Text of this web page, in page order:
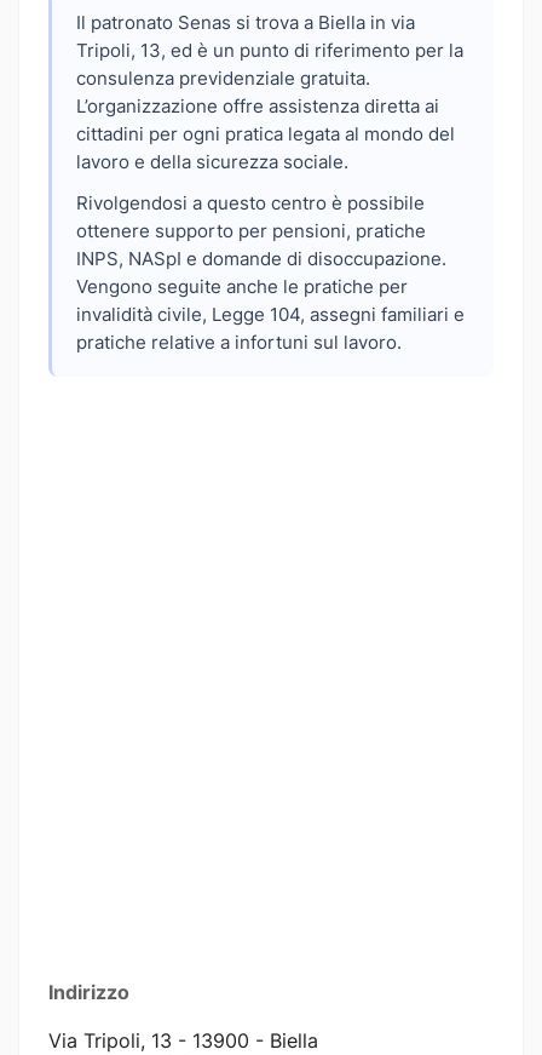
Il patronato Senas si trova a Biella in via
Tripoli, 13, ed è un punto di riferimento per la
consulenza previdenziale gratuita.
L’organizzazione offre assistenza diretta ai
cittadini per ogni pratica legata al mondo del
lavoro e della sicurezza sociale.
Rivolgendosi a questo centro è possibile
ottenere supporto per pensioni, pratiche
INPS, NASpI e domande di disoccupazione.
Vengono seguite anche le pratiche per
invalidità civile, Legge 104, assegni familiari e
pratiche relative a infortuni sul lavoro.
Indirizzo
Via Tripoli, 13 - 13900 - Biella